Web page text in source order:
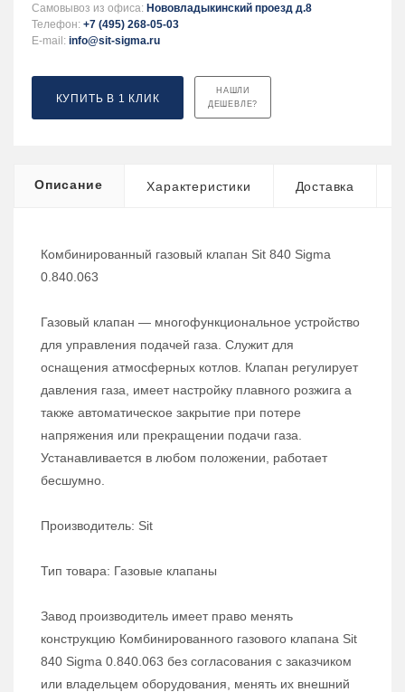
Самовывоз из офиса: Нововладыкинский проезд д.8
Телефон: +7 (495) 268-05-03
E-mail: info@sit-sigma.ru
КУПИТЬ В 1 КЛИК
НАШЛИ
ДЕШЕВЛЕ?
Описание Характеристики Доставка
Комбинированный газовый клапан Sit 840 Sigma
0.840.063
Газовый клапан — многофункциональное устройство
для управления подачей газа. Служит для
оснащения атмосферных котлов. Клапан регулирует
давления газа, имеет настройку плавного розжига а
также автоматическое закрытие при потере
напряжения или прекращении подачи газа.
Устанавливается в любом положении, работает
бесшумно.
Производитель: Sit
Тип товара: Газовые клапаны
Завод производитель имеет право менять
конструкцию Комбинированного газового клапана Sit
840 Sigma 0.840.063 без согласования с заказчиком
или владельцем оборудования, менять их внешний